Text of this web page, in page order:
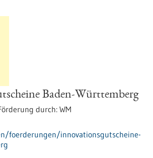
Baden-Württemberg
durch: WM
foerderungen/innovationsgutscheine-